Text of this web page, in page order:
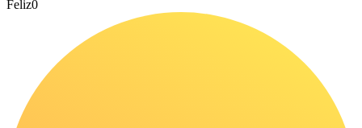
Feliz0